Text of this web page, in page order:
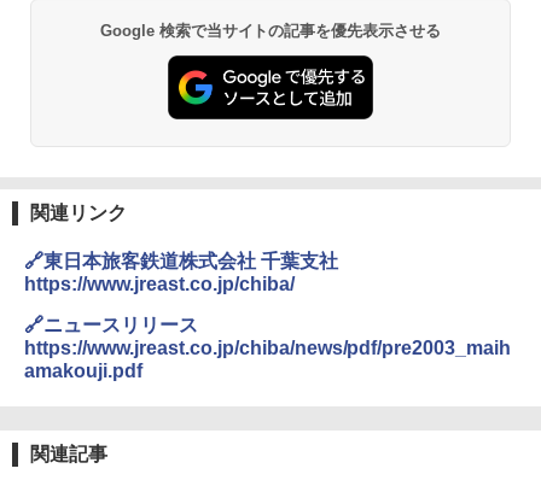
球の歩き方A ヨーロッパ
￥2,479
A26 地球の歩き方 チェコ ポーランド スロヴ
ァキア 2026～2027 地球の歩き方A ヨーロッ
パ
PYKES PEAK (パイクスピーク) 着替えテン
ト プライバシー テント 【中が透けない】 1
人用 折りたたみ 防災グッズ 災害用トイレ ビ
ーチ ピクニック ポップアップテント 携帯 簡
ENDLESS BASE 《めざましテレビで紹介》
テント ワンタッチ RENEW 幅200 2-3人用 43
500002(88859)
￥5,999
BUNDOK(バンドック)ソロ ドーム 1 EX BDK
-08EX カーキ ソロキャンプ ポリエステル フ
レーム テント
￥14,800
￥2,980
ニューエラ New Era キャップ メッシュキャ
Google 検索で当サイトの記事を優先表示させる
関連リンク
🔗東日本旅客鉄道株式会社 千葉支社
https://www.jreast.co.jp/chiba/
🔗ニュースリリース
https://www.jreast.co.jp/chiba/news/pdf/pre2003_maih
amakouji.pdf
関連記事